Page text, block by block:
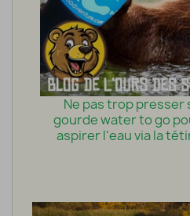
Ne pas trop presser
gourde water to go
aspirer l'eau via la